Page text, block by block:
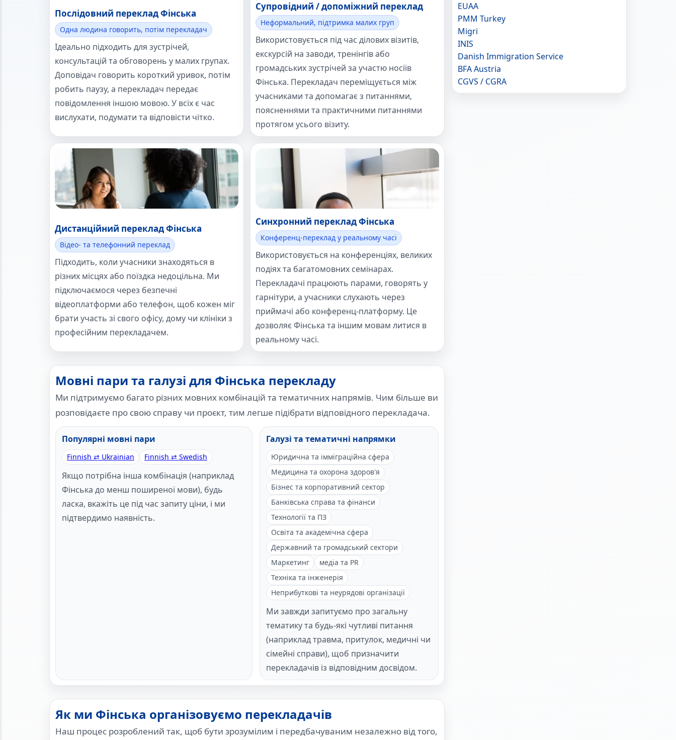
Послідовний переклад Фінська
Одна людина говорить, потім перекладач
Ідеально підходить для зустрічей,
консультацій та обговорень у малих групах.
Доповідач говорить короткий уривок, потім
робить паузу, а перекладач передає
повідомлення іншою мовою. У всіх є час
вислухати, подумати та відповісти чітко.
Супровідний / допоміжний переклад
Неформальний, підтримка малих груп
Використовується під час ділових візитів,
екскурсій на заводи, тренінгів або
громадських зустрічей за участю носіїв
Фінська. Перекладач переміщується між
учасниками та допомагає з питаннями,
поясненнями та практичними питаннями
протягом усього візиту.
Дистанційний переклад Фінська
Відео- та телефонний переклад
Підходить, коли учасники знаходяться в
різних місцях або поїздка недоцільна. Ми
підключаємося через безпечні
відеоплатформи або телефон, щоб кожен міг
брати участь зі свого офісу, дому чи клініки з
професійним перекладачем.
Синхронний переклад Фінська
Конференц-переклад у реальному часі
Використовується на конференціях, великих
подіях та багатомовних семінарах.
Перекладачі працюють парами, говорять у
гарнітури, а учасники слухають через
приймачі або конференц-платформу. Це
дозволяє Фінська та іншим мовам литися в
реальному часі.
Мовні пари та галузі для Фінська перекладу
Ми підтримуємо багато різних мовних комбінацій та тематичних напрямів. Чим більше ви
розповідаєте про свою справу чи проєкт, тим легше підібрати відповідного перекладача.
Популярні мовні пари
Finnish ⇄ Ukrainian Finnish ⇄ Swedish
Якщо потрібна інша комбінація (наприклад
Фінська до менш поширеної мови), будь
ласка, вкажіть це під час запиту ціни, і ми
підтвердимо наявність.
Галузі та тематичні напрямки
Юридична та імміграційна сфера
Медицина та охорона здоров'я
Бізнес та корпоративний сектор
Банківська справа та фінанси
Технології та ПЗ
Освіта та академічна сфера
Державний та громадський сектори
Маркетинг
медіа та PR
Техніка та інженерія
Неприбуткові та неурядові організації
Ми завжди запитуємо про загальну
тематику та будь-які чутливі питання
(наприклад травма, притулок, медичні чи
сімейні справи), щоб призначити
перекладачів із відповідним досвідом.
Як ми Фінська організовуємо перекладачів
Наш процес розроблений так, щоб бути зрозумілим і передбачуваним незалежно від того,
EUAA
PMM Turkey
Migri
INIS
Danish Immigration Service
BFA Austria
CGVS / CGRA